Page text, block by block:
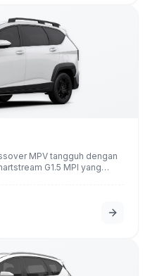
MPV tangguh dengan
G1.5 MPI yang